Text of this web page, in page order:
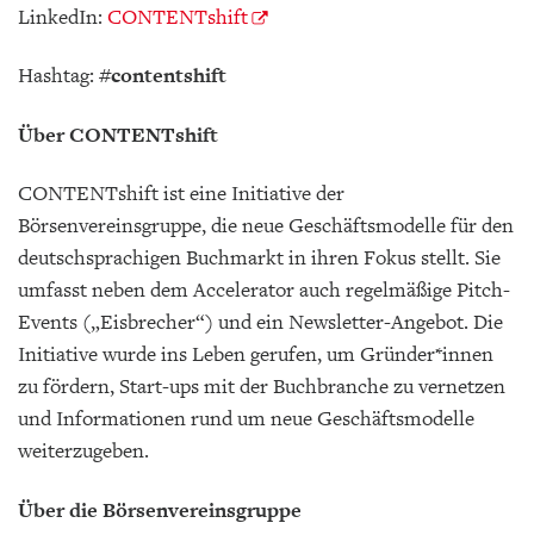
LinkedIn: CONTENTshift
Hashtag: #contentshift
Über CONTENTshift
CONTENTshift ist eine Initiative der
Börsenvereinsgruppe, die neue Geschäftsmodelle für den
deutschsprachigen Buchmarkt in ihren Fokus stellt. Sie
umfasst neben dem Accelerator auch regelmäßige Pitch-
Events („Eisbrecher“) und ein Newsletter-Angebot. Die
Initiative wurde ins Leben gerufen, um Gründer*innen
zu fördern, Start-ups mit der Buchbranche zu vernetzen
und Informationen rund um neue Geschäftsmodelle
weiterzugeben.
Über die Börsenvereinsgruppe